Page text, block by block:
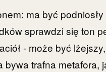
ma być
sprawdzi się ton
- może być
trafna metafora,